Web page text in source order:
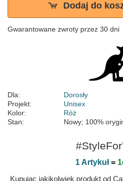
Dodaj do
Gwarantowane zwroty przez 30 dni
Dla:
Dorosły
Projekt:
Unisex
Kolor:
Róż
Stan:
Nowy; 100%
1 Artykuł=
Kupując jakikolwiek produkt od